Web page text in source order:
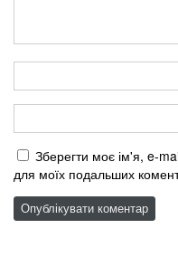
Зберегти моє ім'я, e-
для моїх подальших